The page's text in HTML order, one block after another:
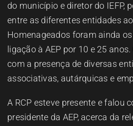
do município e diretor do IEFP,
entre as diferentes entidades
Homenageados foram ainda
ligação à AEP por 10 e 25
com a presença de diversas
associativas, autárquicas e
A RCP esteve presente e falou
presidente da AEP, acerca da